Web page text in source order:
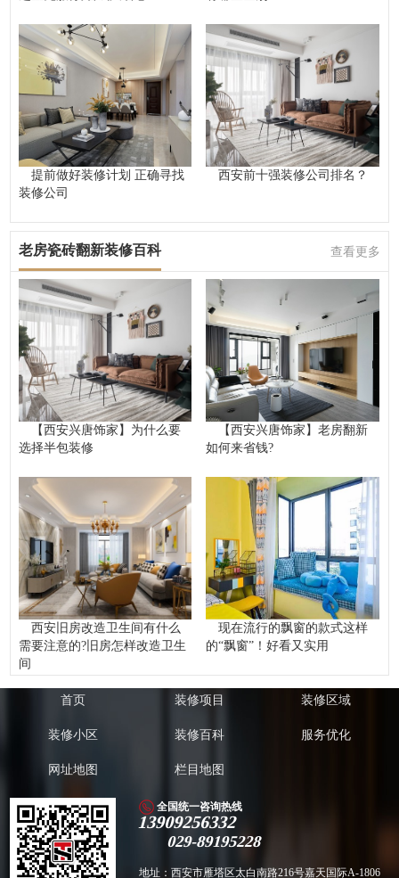
提前做好装修计划 正确寻找
装修公司
西安前十强装修公司排名？
老房瓷砖翻新装修百科 查看更多
【西安兴唐饰家】为什么要
选择半包装修
【西安兴唐饰家】老房翻新
如何来省钱?
西安旧房改造卫生间有什么
需要注意的?旧房怎样改造卫生
间
现在流行的飘窗的款式这样
的“飘窗”！好看又实用
首页 装修项目 装修区域
装修小区 装修百科 服务优化
网址地图 栏目地图
全国统一咨询热线
13909256332
029-89195228
地址：西安市雁塔区太白南路216号嘉天国际A-1806